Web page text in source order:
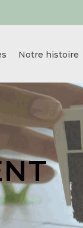
Notre histoire